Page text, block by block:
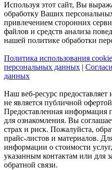
Используя этот сайт, Вы
обработку Ваших
привлечением сторонних
файлов и средств анализа
нашей политике обработки
Политика использования cookie
персональных данных
данных
Наш веб-ресурс
не является публичной
Предоставленная информация
для ознакомления. Вы
страх и риск. Пожалуйста,
прайс-листов и материалов.
информации о стоимости
указанным контактам или для
обратной связи.